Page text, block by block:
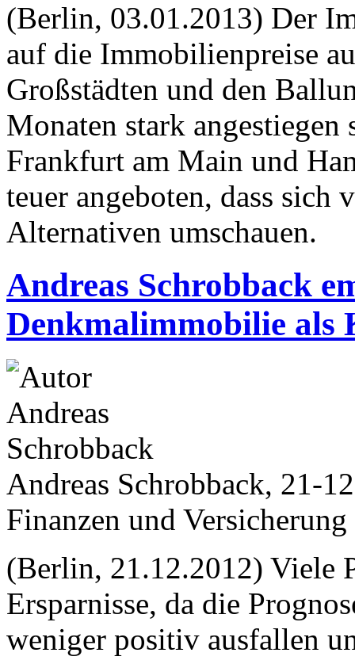
(Berlin, 03.01.2013) Der
auf die Immobilienpreise
Großstädten und den
Monaten stark
Frankfurt am Main und
teuer angeboten, dass sich
Alternativen umschauen.
Andreas Schrobback
Denkmalimmobilie als
Andreas Schrobback, 21-
Finanzen und Versicherung
(Berlin, 21.12.2012) Viele
Ersparnisse, da die
weniger positiv ausfallen